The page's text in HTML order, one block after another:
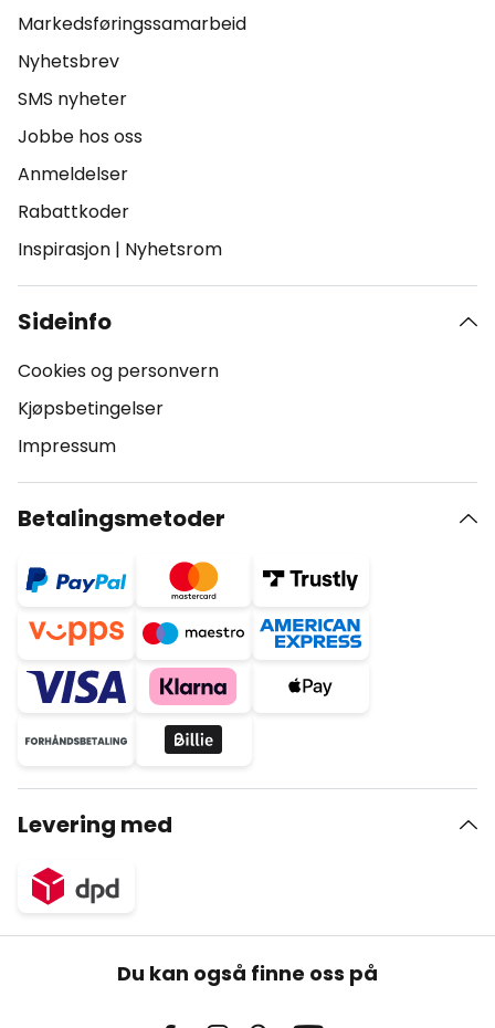
Markedsføringssamarbeid
Nyhetsbrev
SMS nyheter
Jobbe hos oss
Anmeldelser
Rabattkoder
Inspirasjon | Nyhetsrom
Sideinfo
Cookies og personvern
Kjøpsbetingelser
Impressum
Betalingsmetoder
Levering med
Du kan også finne oss på